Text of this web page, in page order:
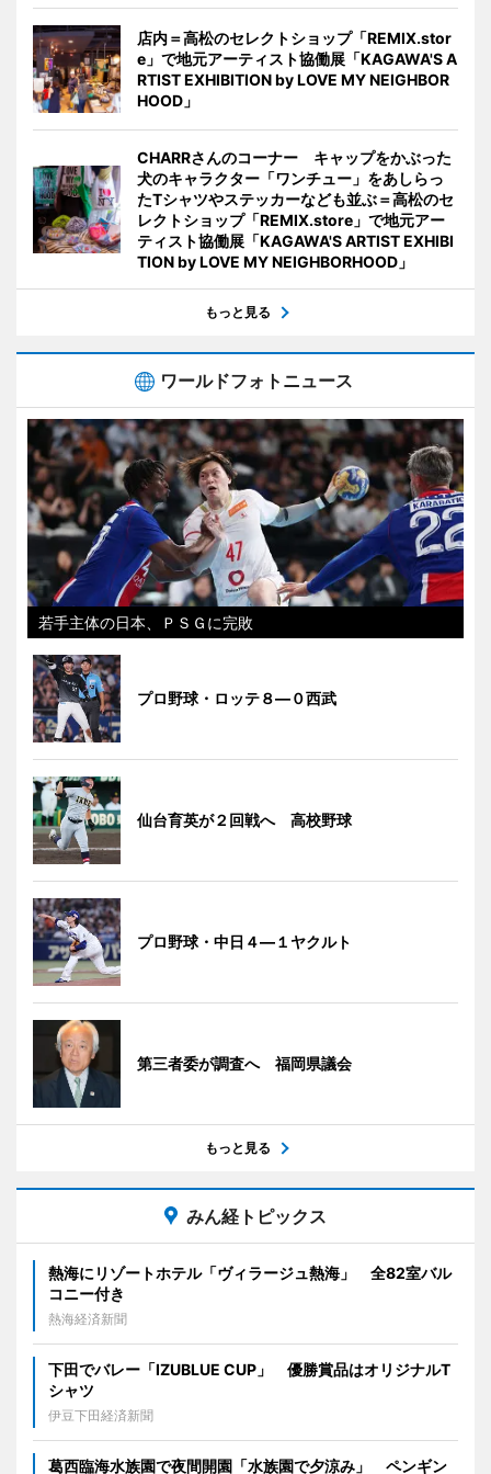
店内＝高松のセレクトショップ「REMIX.stor
e」で地元アーティスト協働展「KAGAWA'S A
RTIST EXHIBITION by LOVE MY NEIGHBOR
HOOD」
CHARRさんのコーナー キャップをかぶった
犬のキャラクター「ワンチュー」をあしらっ
たTシャツやステッカーなども並ぶ＝高松のセ
レクトショップ「REMIX.store」で地元アー
ティスト協働展「KAGAWA'S ARTIST EXHIBI
TION by LOVE MY NEIGHBORHOOD」
もっと見る
ワールドフォトニュース
若手主体の日本、ＰＳＧに完敗
プロ野球・ロッテ８―０西武
仙台育英が２回戦へ 高校野球
プロ野球・中日４―１ヤクルト
第三者委が調査へ 福岡県議会
もっと見る
みん経トピックス
熱海にリゾートホテル「ヴィラージュ熱海」 全82室バル
コニー付き
熱海経済新聞
下田でバレー「IZUBLUE CUP」 優勝賞品はオリジナルT
シャツ
伊豆下田経済新聞
葛西臨海水族園で夜間開園「水族園で夕涼み」 ペンギン